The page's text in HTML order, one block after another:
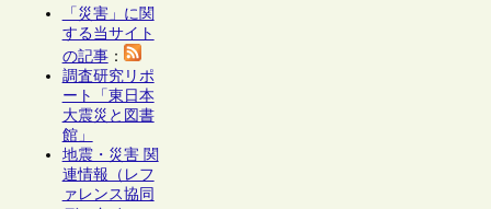
「災害」に関
する当サイト
の記事：
調査研究リポ
ート「東日本
大震災と図書
館」
地震・災害 関
連情報（レフ
ァレンス協同